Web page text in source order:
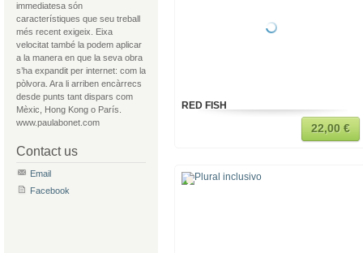
immediatesa són
característiques que seu treball
més recent exigeix. Eixa
velocitat també la podem aplicar
a la manera en que la seva obra
s’ha expandit per internet: com la
pòlvora. Ara li arriben encàrrecs
desde punts tant dispars com
Mèxic, Hong Kong o París.
www.paulabonet.com
Contact us
Email
Facebook
RED FISH
22,00 €